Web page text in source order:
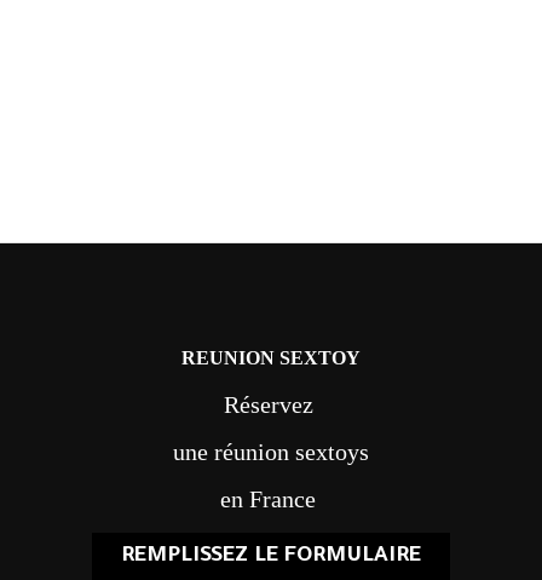
REUNION SEXTOY
Réservez
une réunion sextoys
en France
REMPLISSEZ LE FORMULAIRE